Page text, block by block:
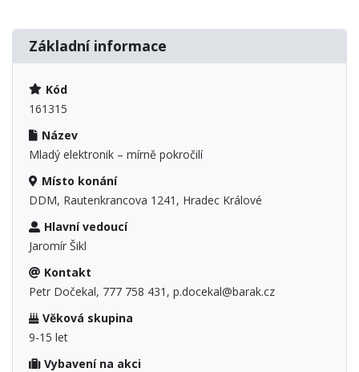
Základní informace
Kód
161315
Název
Mladý elektronik – mírně pokročilí
Místo konání
DDM, Rautenkrancova 1241, Hradec Králové
Hlavní vedoucí
Jaromír Šikl
Kontakt
Petr Dočekal, 777 758 431, p.docekal@barak.cz
Věková skupina
9-15 let
Vybavení na akci